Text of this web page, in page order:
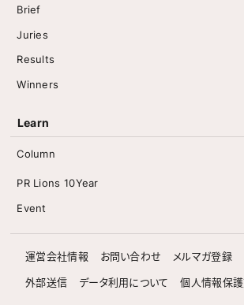
Brief
Juries
Results
Winners
Learn
Column
PR Lions 10Year
Event
運営会社情報 お問い合わせ メルマガ登録
外部送信 データ利用について 個人情報保